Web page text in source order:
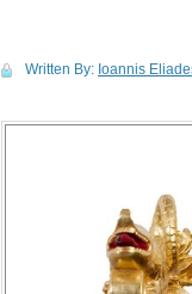
Written By: Ioannis